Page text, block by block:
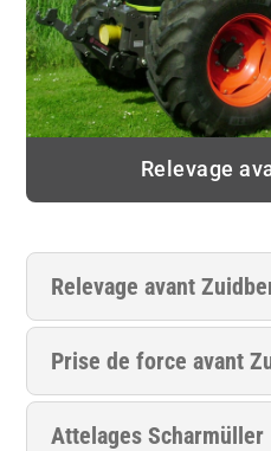
Relevage
Relevage avant
Prise de force avant
Attelages Scharmüller